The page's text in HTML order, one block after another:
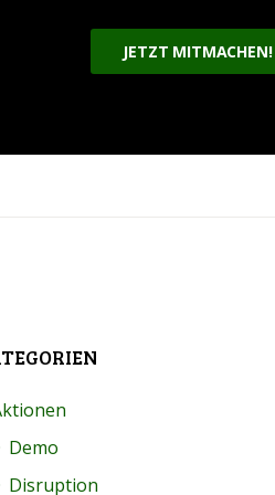
JETZT MITMACHEN!
Demo
Disruption